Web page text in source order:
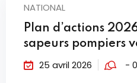
NATIONAL
Plan d’actions
sapeurs pompiers
25 avril 2026 - 0